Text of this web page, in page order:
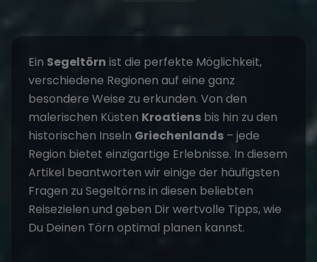
Ein Segeltörn ist die perfekte Möglichkeit,
verschiedene Regionen auf eine ganz
besondere Weise zu erkunden. Von den
malerischen Küsten Kroatiens bis hin zu den
historischen Inseln Griechenlands – jede
Region bietet einzigartige Erlebnisse. In diesem
Artikel beantworten wir einige der häufigsten
Fragen zu Segeltörns in diesen beliebten
Reisezielen und geben Dir wertvolle Tipps, wie
Du Deinen Törn optimal planen kannst.